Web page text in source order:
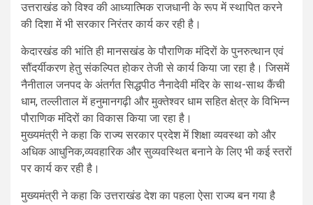
उत्तराखंड को विश्व की आध्यात्मिक राजधानी के रूप में स्थापित करने
की दिशा में भी सरकार निरंतर कार्य कर रही है।
केदारखंड की भांति ही मानसखंड के पौराणिक मंदिरों के पुनरुत्थान एवं
सौंदर्यीकरण हेतु संकल्पित होकर तेजी से कार्य किया जा रहा है। जिसमें
नैनीताल जनपद के अंतर्गत सिद्धपीठ नैनादेवी मंदिर के साथ-साथ कैंची
धाम, तल्लीताल में हनुमानगढ़ी और मुक्तेश्वर धाम सहित क्षेत्र के विभिन्न
पौराणिक मंदिरों का विकास किया जा रहा है।
मुख्यमंत्री ने कहा कि राज्य सरकार प्रदेश में शिक्षा व्यवस्था को और
अधिक आधुनिक,व्यवहारिक और सुव्यवस्थित बनाने के लिए भी कई स्तरों
पर कार्य कर रही है।
मुख्यमंत्री ने कहा कि उत्तराखंड देश का पहला ऐसा राज्य बन गया है